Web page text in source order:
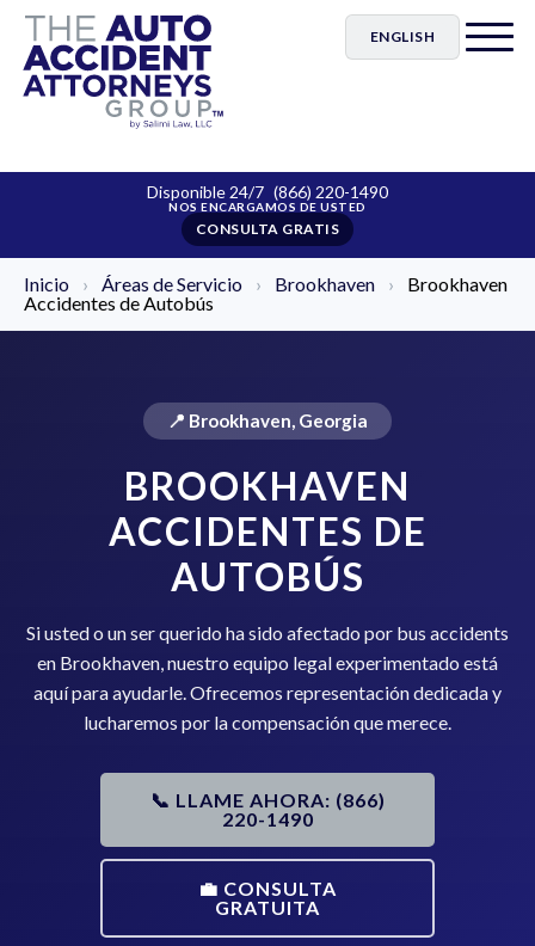
ENGLISH
Disponible 24/7 (866) 220-1490
CONSULTA GRATIS
Inicio › Áreas de Servicio › Brookhaven ›
Brookhaven
Accidentes de Autobús
📍 Brookhaven, Georgia
BROOKHAVEN
ACCIDENTES DE
AUTOBÚS
Si usted o un ser querido ha sido afectado por bus accidents
en Brookhaven, nuestro equipo legal experimentado está
aquí para ayudarle. Ofrecemos representación dedicada y
lucharemos por la compensación que merece.
📞 LLAME AHORA: (866)
220-1490
💼 CONSULTA
GRATUITA